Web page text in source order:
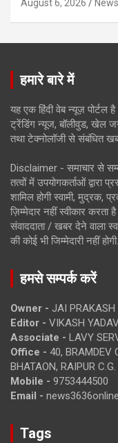
August 6, 2026
हमारे बारे में
यह एक हिंदी वेब न्यूज़ पोर्टल
ट्रेंडिंग न्यूज, बॉलीवुड, खेल
तथा टेक्नोलॉजी से संबंधित
Disclaimer - समाचार से
तत्वों में उपयोगकर्ताओं द्वारा
शामिल होगी स्वामी, मुद्रक,
ज़िम्मेदार नहीं स्वीकार करता
संवाददाता / खबर देने वाला
की कोई भी जिम्मेदारी नहीं
हमसे सम्पर्क करें
Owner - JAI PRAKASH
Editor - VIKASH YADAV
Associate - LAVY
Office - 40, BRAMDEV
BHATAON, RAIPUR C.G.
Mobile - 9753444500
Email -
Tags